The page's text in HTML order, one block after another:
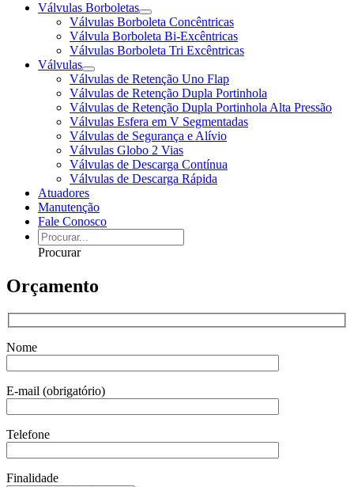
Válvulas Borboletas
Válvulas Borboleta Concêntricas
Válvula Borboleta Bi-Excêntricas
Válvulas Borboleta Tri Excêntricas
Válvulas
Válvulas de Retenção Uno Flap
Válvulas de Retenção Dupla Portinhola
Válvulas de Retenção Dupla Portinhola Alta Pressão
Válvulas Esfera em V Segmentadas
Válvulas de Segurança e Alívio
Válvulas Globo 2 Vias
Válvulas de Descarga Contínua
Válvulas de Descarga Rápida
Atuadores
Manutenção
Fale Conosco
Procurar
Orçamento
Nome
E-mail (obrigatório)
Telefone
Finalidade